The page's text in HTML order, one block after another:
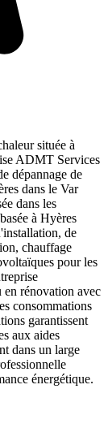
située à
ADMT Services
dépannage de
dans le Var
dans les
à Hyères
de
chauffage
pour les
en rénovation avec
consommations
garantissent
aux aides
dans un large
énergétique.